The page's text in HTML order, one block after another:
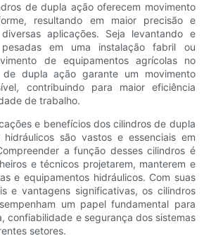
de dupla ação oferecem movimento
resultando em maior precisão e
aplicações. Seja levantando e
em uma instalação fabril ou
de equipamentos agrícolas no
dupla ação garante um movimento
contribuindo para maior eficiência
de trabalho.
e benefícios dos cilindros de dupla
são vastos e essenciais em
a função desses cilindros é
e técnicos projetarem, manterem e
e equipamentos hidráulicos. Com suas
e vantagens significativas, os cilindros
um papel fundamental para
confiabilidade e segurança dos sistemas
setores.